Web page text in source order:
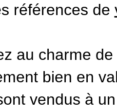
références de
au charme
bien en
vendus à